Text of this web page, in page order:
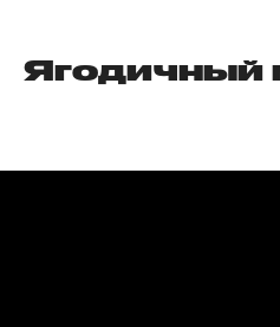
Ягодичный